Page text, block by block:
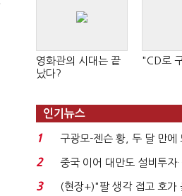
영화관의 시대는 끝
났다?
"CD로
인기뉴스
1
구광모-젠슨 황, 두 달 만
로봇·AI 등 논...
2
중국 이어 대만도 설비투자
국전쟁’
3
(현장+)"팔 생각 접고 호가